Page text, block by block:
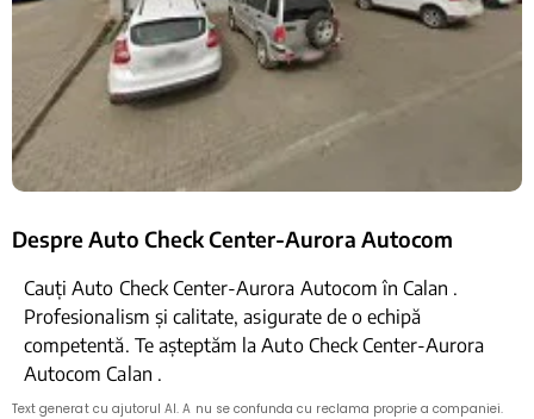
Despre Auto Check Center-Aurora Autocom
Cauți Auto Check Center-Aurora Autocom în Calan .
Profesionalism și calitate, asigurate de o echipă
competentă. Te așteptăm la Auto Check Center-Aurora
Autocom Calan .
Text generat cu ajutorul AI. A nu se confunda cu reclama proprie a companiei.